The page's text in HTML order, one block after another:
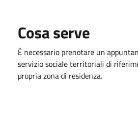
Cosa serve
È necessario prenotare un
servizio sociale territoriali di
propria zona di residenza.